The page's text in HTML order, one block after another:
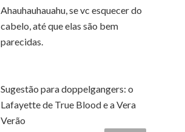
Ahauhauhauahu, se vc esquecer do
cabelo, até que elas são bem
parecidas.
Sugestão para doppelgangers: o
Lafayette de True Blood e a Vera
Verão